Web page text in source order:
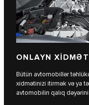
ONLAYN
Bütün avtomobillər
xidmətinizi itirmək və ya
avtomobilin qalıq